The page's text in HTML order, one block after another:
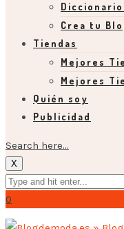
Crea tu
Tiendas
Mejores
Mejores
Quién soy
Publicidad
Search here...
X
0